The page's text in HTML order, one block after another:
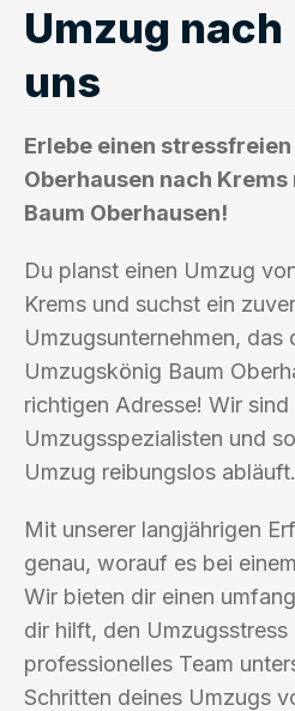
Umzug
uns
Erlebe einen
Oberhausen nach
Baum Oberhausen!
Du planst einen Umzug
Krems und suchst ein
Umzugsunternehmen, das
Umzugskönig Baum
richtigen Adresse! Wir
Umzugsspezialisten und
Umzug reibungslos abläuft.
Mit unserer langjährigen
genau, worauf es bei
Wir bieten dir einen
dir hilft, den Umzugsstress
professionelles Team
Schritten deines Umzugs